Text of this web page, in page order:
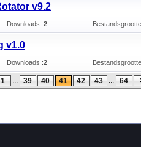
v9.2
Downloads :2
v1.0
Downloads :2
1 ... 39 40 41 42 43 ... 64